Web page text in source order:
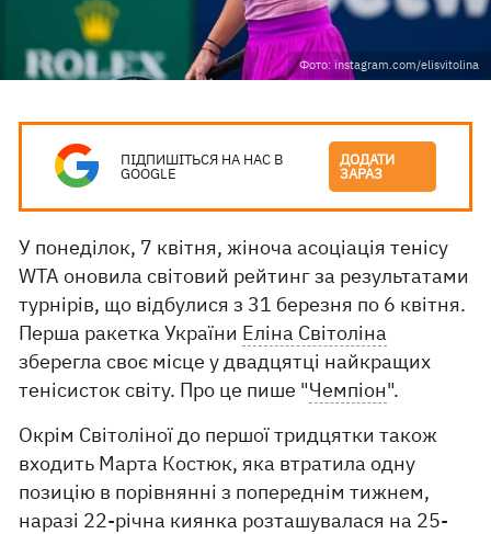
Фото: instagram.com/elisvitolina
ПІДПИШІТЬСЯ НА НАС В
GOOGLE
ДОДАТИ
ЗАРАЗ
У понеділок, 7 квітня, жіноча асоціація тенісу
WTA оновила світовий рейтинг за результатами
турнірів, що відбулися з 31 березня по 6 квітня.
Перша ракетка України Еліна Світоліна
зберегла своє місце у двадцятці найкращих
тенісисток світу. Про це пише "Чемпіон".
Окрім Світоліної до першої тридцятки також
входить Марта Костюк, яка втратила одну
позицію в порівнянні з попереднім тижнем,
наразі 22-річна киянка розташувалася на 25-